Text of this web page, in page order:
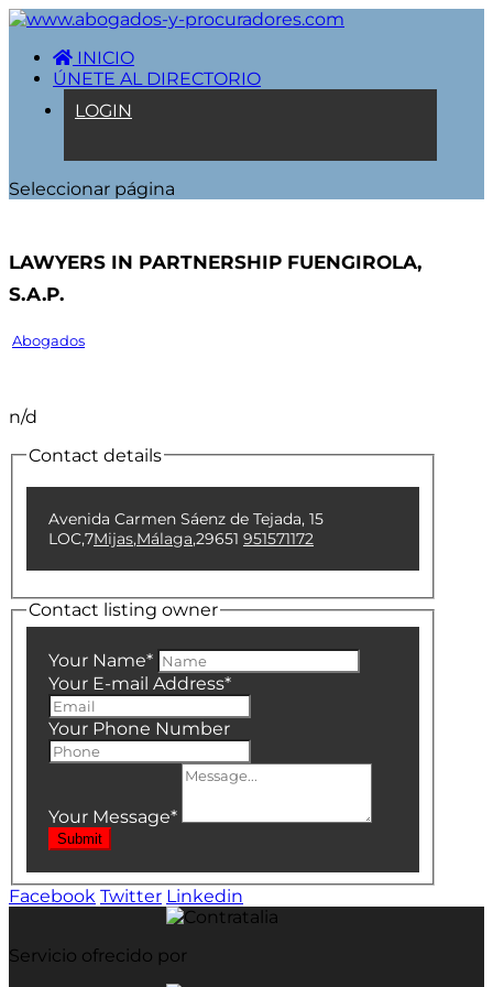
INICIO
ÚNETE AL DIRECTORIO
LOGIN
Seleccionar página
Lawyers In Partnership Fuengirola,
S.A.P.
Abogados
n/d
Contact details
Avenida Carmen Sáenz de Tejada, 15
LOC,7Mijas,Málaga,29651 951571172
Contact listing owner
Your Name*
Your E-mail Address*
Your Phone Number
Your Message*
Submit
Facebook Twitter Linkedin
Servicio ofrecido por